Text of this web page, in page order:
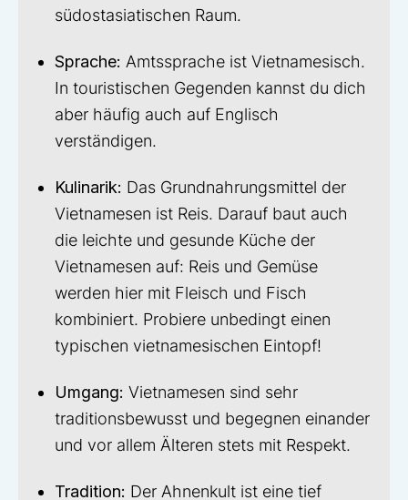
südostasiatischen Raum.
Sprache: Amtssprache ist Vietnamesisch.
In touristischen Gegenden kannst du dich
aber häufig auch auf Englisch
verständigen.
Kulinarik: Das Grundnahrungsmittel der
Vietnamesen ist Reis. Darauf baut auch
die leichte und gesunde Küche der
Vietnamesen auf: Reis und Gemüse
werden hier mit Fleisch und Fisch
kombiniert. Probiere unbedingt einen
typischen vietnamesischen Eintopf!
Umgang: Vietnamesen sind sehr
traditionsbewusst und begegnen einander
und vor allem Älteren stets mit Respekt.
Tradition: Der Ahnenkult ist eine tief